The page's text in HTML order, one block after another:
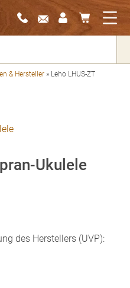
& Hersteller » Leho LHUS-ZT
Ukulele
des Herstellers (UVP):